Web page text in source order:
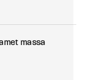
massa